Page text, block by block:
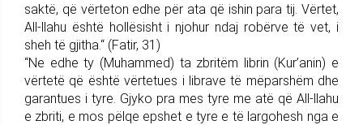
saktë, që vërteton edhe për ata që ishin para tij. Vërtet,
All-llahu është hollësisht i njohur ndaj robërve të vet, i
sheh të gjitha.“ (Fatir, 31)
“Ne edhe ty (Muhammed) ta zbritëm librin (Kur’anin) e
vërtetë që është vërtetues i librave të mëparshëm dhe
garantues i tyre. Gjyko pra mes tyre me atë që All-llahu
e zbriti, e mos pëlqe epshet e tyre e të largohesh nga e